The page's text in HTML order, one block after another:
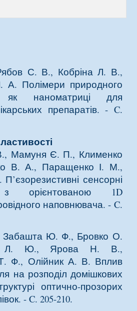
С. В., Кобріна Л. В.,
А. Полімери природного
як наноматриці для
препаратів. - C.
Мамуня Є. П., Клименко
В. А., Паращенко І. М.,
П’єзорезистивні сенсорні
з орієнтованою 1D
наповнювача. - C.
Забашта Ю. Ф., Бровко О.
Л. Ю., Ярова Н. В.,
Ф., Олійник А. В. Вплив
на розподіл домішкових
оптично-прозорих
. - C. 205-210.